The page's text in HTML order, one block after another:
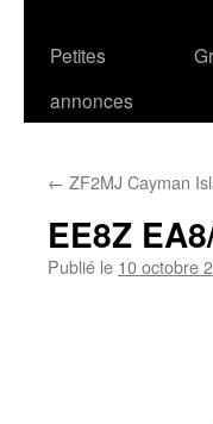
Petites
annonces
← ZF2MJ Cayman
EE8Z
Publié le 10 octobre